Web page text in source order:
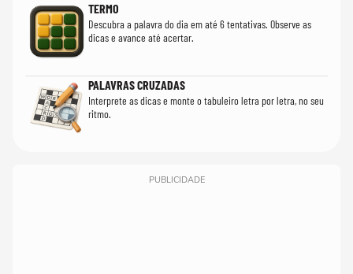
TERMO
Descubra a palavra do dia em até 6 tentativas. Observe as
dicas e avance até acertar.
PALAVRAS CRUZADAS
Interprete as dicas e monte o tabuleiro letra por letra, no seu
ritmo.
PUBLICIDADE